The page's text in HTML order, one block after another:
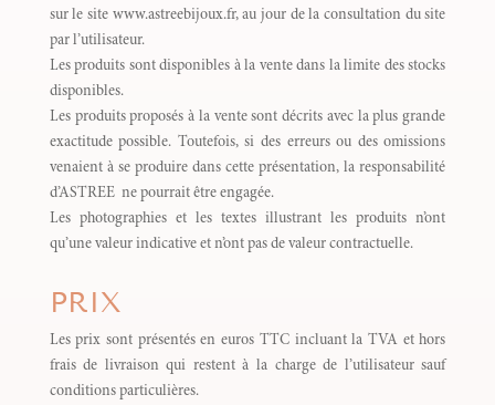
sur le site www.astreebijoux.fr, au jour de la consultation du site
par l’utilisateur.
Les produits sont disponibles à la vente dans la limite des stocks
disponibles.
Les produits proposés à la vente sont décrits avec la plus grande
exactitude possible. Toutefois, si des erreurs ou des omissions
venaient à se produire dans cette présentation, la responsabilité
d’ASTREE ne pourrait être engagée.
Les photographies et les textes illustrant les produits n’ont
qu’une valeur indicative et n’ont pas de valeur contractuelle.
PRIX
Les prix sont présentés en euros TTC incluant la TVA et hors
frais de livraison qui restent à la charge de l’utilisateur sauf
conditions particulières.